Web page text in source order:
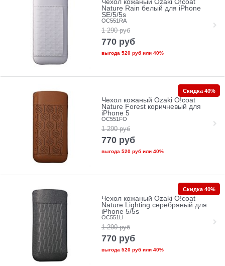
Чехол кожаный Ozaki O!coat
Nature Rain белый для iPhone
SE/5/5s
OC551RA
1 290 руб
770 руб
выгода 520 рубили 40%
Чехол кожаный Ozaki O!coat
Nature Forest коричневый для
iPhone 5
OC551FO
1 290 руб
770 руб
выгода 520 рубили 40%
Скидка 40%
Чехол кожаный Ozaki O!coat
Nature Lighting серебряный для
iPhone 5/5s
OC551LI
1 290 руб
770 руб
выгода 520 рубили 40%
Скидка 40%